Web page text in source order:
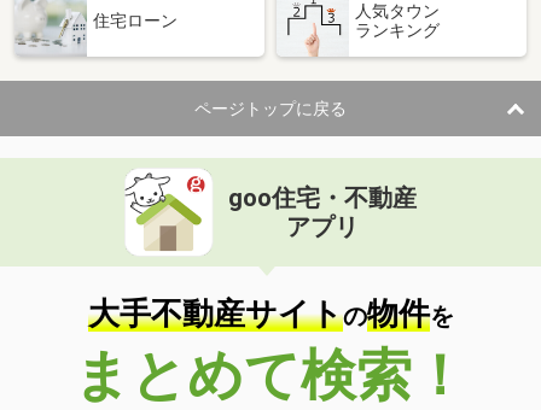
住宅ローン
人気タウン
ランキング
ページトップに戻る
goo住宅・不動産
アプリ
大手不動産サイトの物件を
まとめて検索！